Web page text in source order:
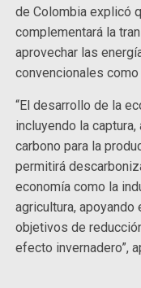
de Colombia explicó
complementará la
aprovechar las
convencionales
“El desarrollo de la
incluyendo la
carbono para la
permitirá
economía como la
agricultura,
objetivos de
efecto invernadero”,